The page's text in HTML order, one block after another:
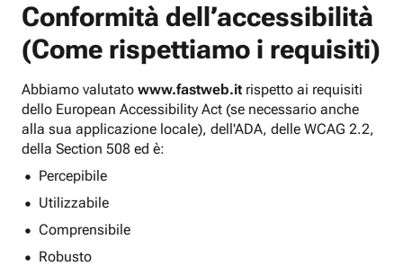
Conformità dell’accessibilità
(Come rispettiamo i requisiti)
Abbiamo valutato www.fastweb.it rispetto ai requisiti
dello European Accessibility Act (se necessario anche
alla sua applicazione locale), dell'ADA, delle WCAG 2.2,
della Section 508 ed è:
Percepibile
Utilizzabile
Comprensibile
Robusto